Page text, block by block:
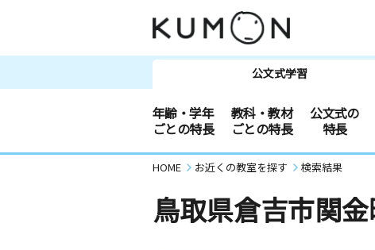
公文式学習
年齢・学年
ごとの特長
教科・教材
ごとの特長
公文式の
特長
HOME お近くの教室を探す 検索結果
鳥取県倉吉市関